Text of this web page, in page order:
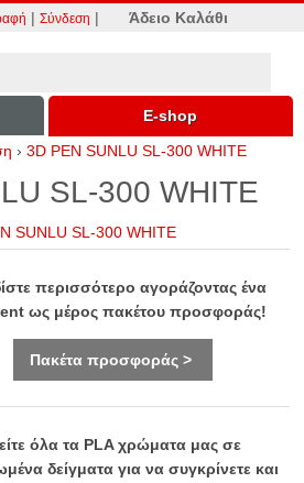
| Σύνδεση | Άδειο Καλάθι
Ε-shop
› 3D PEN SUNLU SL-300 WHITE
SL-300 WHITE
περισσότερο αγοράζοντας ένα
ως μέρος πακέτου προσφοράς!
Πακέτα προσφοράς >
όλα τα PLA χρώματα μας σε
δείγματα για να συγκρίνετε και